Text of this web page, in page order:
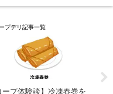
コープデリ記事一覧